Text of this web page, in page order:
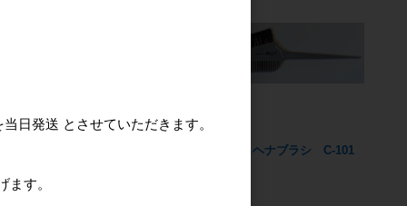
美らヘナブラシ C-101
日発送 とさせていただきます。
す。